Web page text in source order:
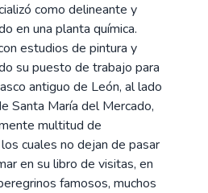
como delineante y
en una planta química.
estudios de pintura y
su puesto de trabajo para
antiguo de León, al lado
Santa María del Mercado,
multitud de
cuales no dejan de pasar
en su libro de visitas, en
famosos, muchos